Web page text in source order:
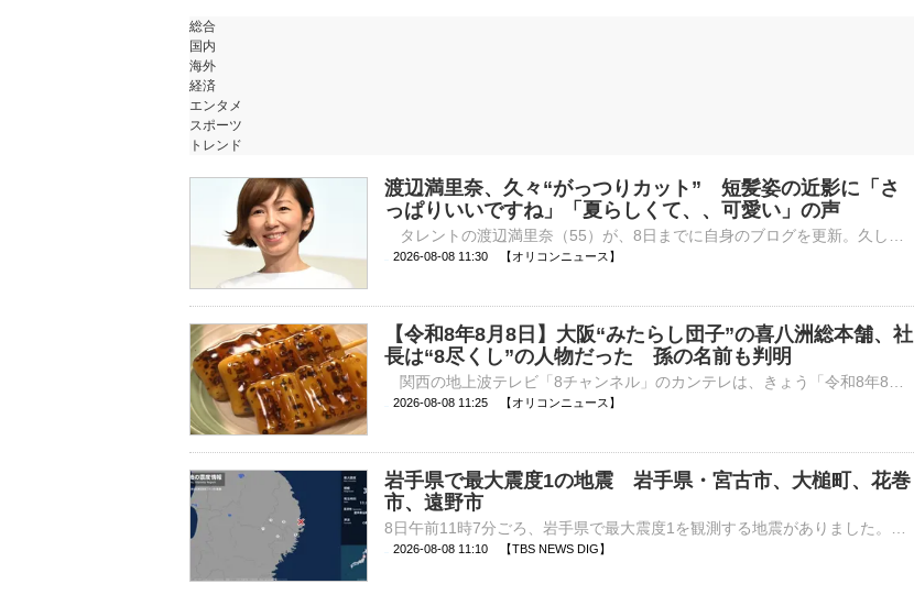
総合
国内
海外
経済
エンタメ
スポーツ
トレンド
渡辺満里奈、久々“がっつりカット” 短髪姿の近影に「さ
っぱりいいですね」「夏らしくて、、可愛い」の声
2026-08-08 11:30 【オリコンニュース】
【令和8年8月8日】大阪“みたらし団子”の喜八洲総本舗、社
長は“8尽くし”の人物だった 孫の名前も判明
2026-08-08 11:25 【オリコンニュース】
岩手県で最大震度1の地震 岩手県・宮古市、大槌町、花巻
市、遠野市
2026-08-08 11:10 【TBS NEWS DIG】